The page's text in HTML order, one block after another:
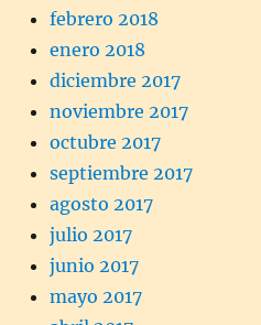
febrero 2018
enero 2018
diciembre 2017
noviembre 2017
octubre 2017
septiembre 2017
agosto 2017
julio 2017
junio 2017
mayo 2017